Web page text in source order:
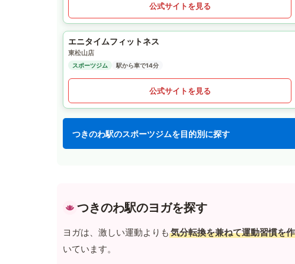
公式サイトを見る
エニタイムフィットネス
東松山店
スポーツジム 駅から車で14分
公式サイトを見る
つきのわ駅のスポーツジムを目的別に探す
つきのわ駅のヨガを探す
ヨガは、激しい運動よりも 気分転換を兼ねて運動習慣を
いています。